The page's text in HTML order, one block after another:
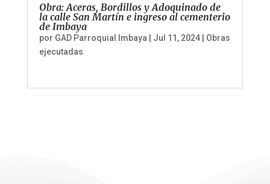
Obra: Aceras, Bordillos y Adoquinado de
la calle San Martín e ingreso al cementerio
de Imbaya
por GAD Parroquial Imbaya | Jul 11, 2024| Obras
ejecutadas